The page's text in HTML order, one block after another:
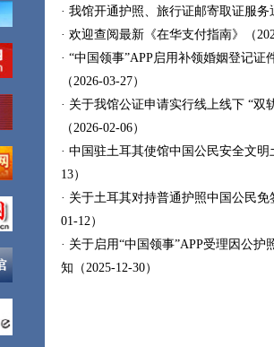
· 我馆开通护照、旅行证邮寄取证服务
· 欢迎查阅最新《在华支付指南》（
· “中国领事”APP启用补领婚姻登记证
（2026-03-27）
· 关于我馆公证申请实行线上线下 “双
（2026-02-06）
· 中国驻土耳其使馆中国公民安全文明
13）
· 关于土耳其对持普通护照中国公民免
01-12）
· 关于启用“中国领事”APP受理因公护
知（2025-12-30）